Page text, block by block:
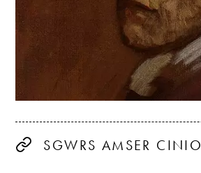
SGWRS AMSER CINIO